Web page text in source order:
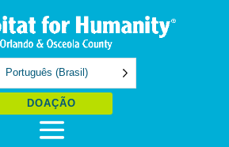
Português (Brasil)
DOAÇÃO